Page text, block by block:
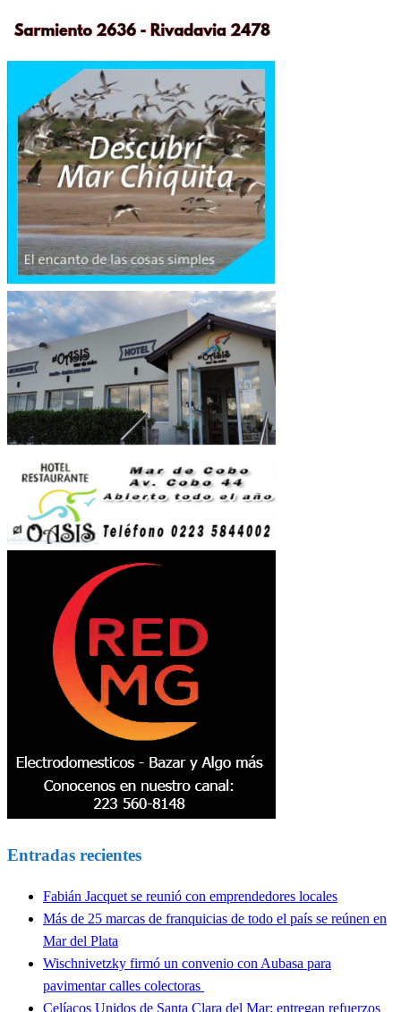
Entradas recientes
Fabián Jacquet se reunió con emprendedores locales
Más de 25 marcas de franquicias de todo el país se reúnen en
Mar del Plata
Wischnivetzky firmó un convenio con Aubasa para
pavimentar calles colectoras
Celíacos Unidos de Santa Clara del Mar: entregan refuerzos